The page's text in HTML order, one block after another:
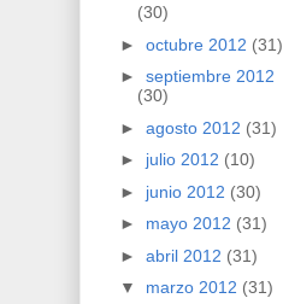
(30)
► octubre 2012 (31)
► septiembre 2012
(30)
► agosto 2012 (31)
► julio 2012 (10)
► junio 2012 (30)
► mayo 2012 (31)
► abril 2012 (31)
▼ marzo 2012 (31)